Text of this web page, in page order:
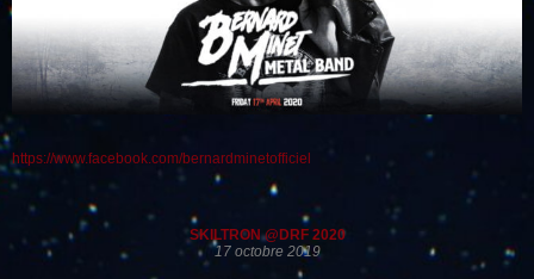
https://www.facebook.com/bernardminetofficiel
SKILTRON @DRF 2020
17 octobre 2019